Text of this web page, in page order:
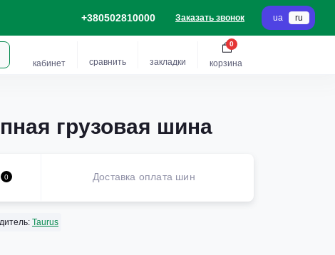
+380502810000 Заказать звонок ua ru
кабинет сравнить закладки корзина
0
грузовая шина
0 Доставка оплата шин
Taurus